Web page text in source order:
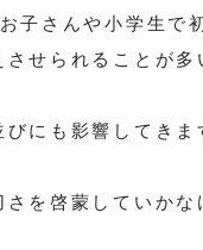
子さんや小学生で
せられることが多
にも影響してきま
を啓蒙していかな